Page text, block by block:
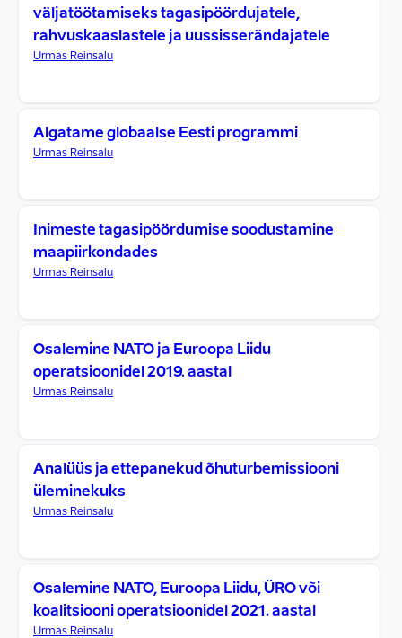
väljatöötamiseks tagasipöördujatele,
rahvuskaaslastele ja uussisserändajatele
Urmas Reinsalu
Algatame globaalse Eesti programmi
Urmas Reinsalu
Inimeste tagasipöördumise soodustamine
maapiirkondades
Urmas Reinsalu
Osalemine NATO ja Euroopa Liidu
operatsioonidel 2019. aastal
Urmas Reinsalu
Analüüs ja ettepanekud õhuturbemissiooni
üleminekuks
Urmas Reinsalu
Osalemine NATO, Euroopa Liidu, ÜRO või
koalitsiooni operatsioonidel 2021. aastal
Urmas Reinsalu